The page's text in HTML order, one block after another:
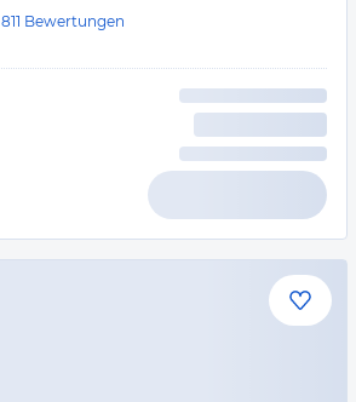
811 Bewertungen